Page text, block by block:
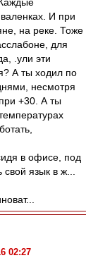
И при
на реке. Тоже
для
.ули эти
А ты ходил по
несмотря
+30. А ты
в офисе, под
язык в ж...
02:27